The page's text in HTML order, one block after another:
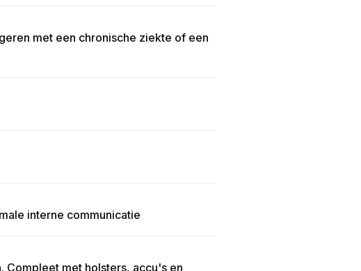
met een chronische ziekte of een
interne communicatie
Compleet met holsters, accu's en